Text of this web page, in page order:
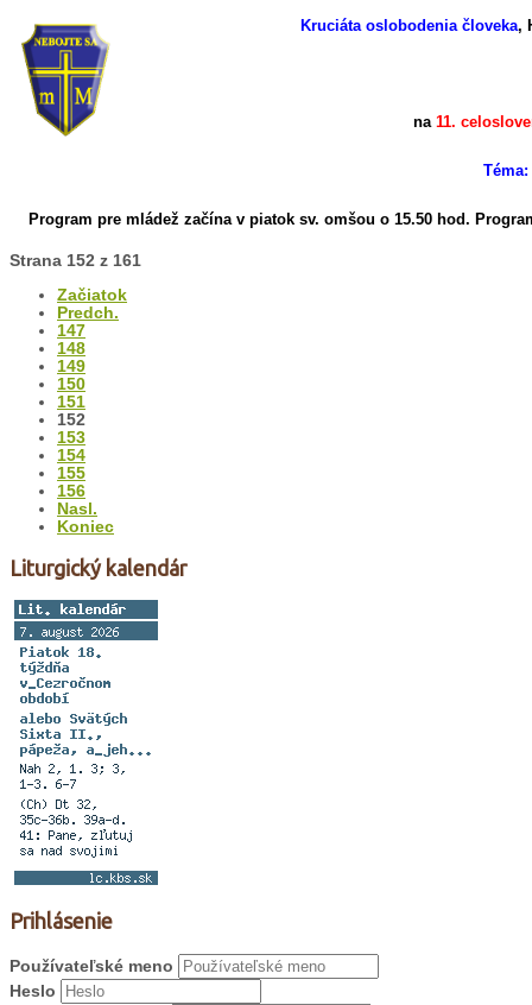
Kruciáta oslobodenia človeka,
na 11.
Program pre mládež začína v piatok sv. omšou o 15.50 hod.
Strana 152 z 161
Začiatok
Predch.
147
148
149
150
151
152
153
154
155
156
Nasl.
Koniec
Liturgický kalendár
Prihlásenie
Používateľské meno
Heslo